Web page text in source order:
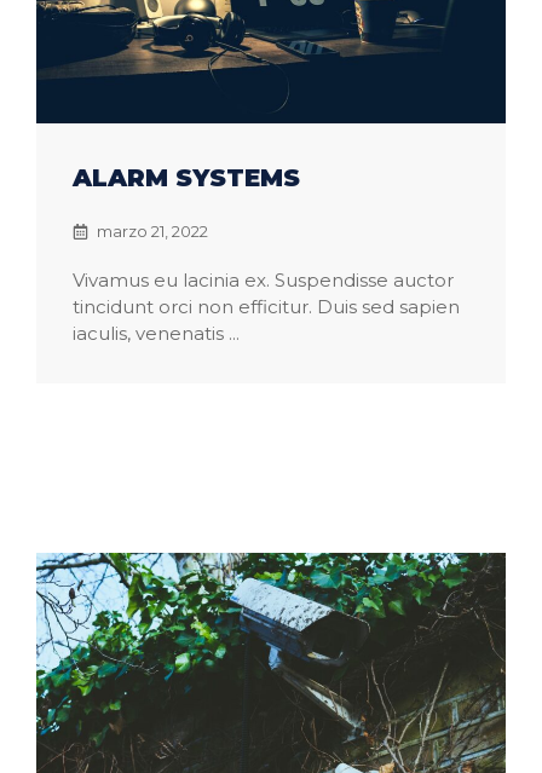
ALARM SYSTEMS
marzo 21, 2022
Vivamus eu lacinia ex. Suspendisse auctor
tincidunt orci non efficitur. Duis sed sapien
iaculis, venenatis ...